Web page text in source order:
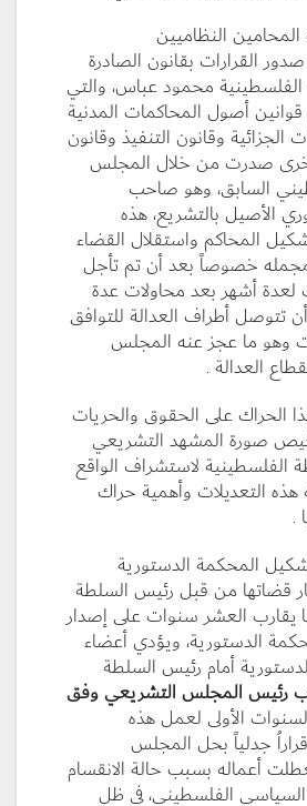
النظاميين
القرارات بقانون الصادرة
محمود عباس، والتي
أصول المحاكمات المدنية
الجزائية وقانون التنفيذ وقانون
أخرى صدرت من خلال المجلس
السابق، وهو صاحب
الأصيل بالتشريع، هذه
المحاكم واستقلال القضاء
خصوصاً بعد أن تم تأجل
لعدة أشهر بعد محاولات عدة
تتوصل أطراف العدالة للتوافق
وهو ما عجز عنه المجلس
العدالة .
الحراك على الحقوق والحريات
صورة المشهد التشريعي
الفلسطينية لاستشراف الواقع
هذه التعديلات وأهمية حراك
.
2016 تم تشكيل المحكمة الدستورية
قضاتها من قبل رئيس السلطة
يقارب العشر سنوات على إصدار
الدستورية، ويؤدي أعضاء
أمام رئيس السلطة
رئيس المجلس التشريعي وفق
الأولى لعمل هذه
جدلياً بحل المجلس
أعماله بسبب حالة الانقسام
السياسي الفلسطيني، في ظل